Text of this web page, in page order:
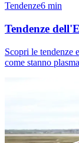
Tendenze6 min
Tendenze
Scopri le tendenze
come stanno